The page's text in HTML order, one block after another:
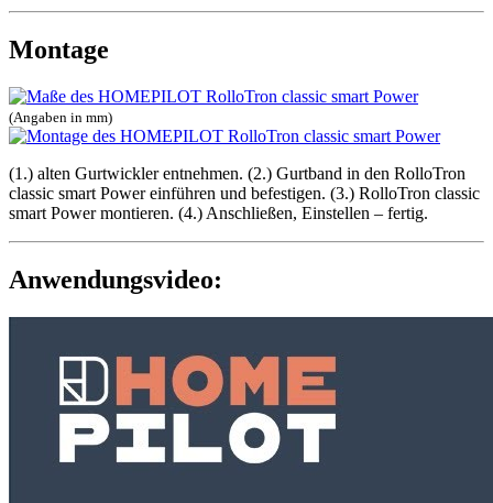
Montage
(Angaben in mm)
(1.) alten Gurtwickler entnehmen. (2.) Gurtband in den RolloTron
classic smart Power einführen und befestigen. (3.) RolloTron classic
smart Power montieren. (4.) Anschließen, Einstellen – fertig.
Anwendungsvideo: